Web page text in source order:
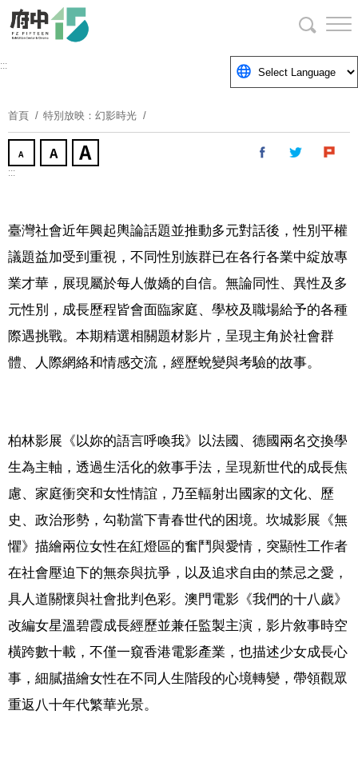
要
塊
:::
首頁 特別放映：幻影時光
:::
臺灣社會近年興起輿論話題並推動多元對話後，性別平權
議題益加受到重視，不同性別族群已在各行各業中綻放專
業才華，展現屬於每人傲嬌的自信。無論同性、異性及多
元性別，成長歷程皆會面臨家庭、學校及職場給予的各種
際遇挑戰。本期精選相關題材影片，呈現主角於社會群
體、人際網絡和情感交流，經歷蛻變與考驗的故事。
柏林影展《以妳的語言呼喚我》以法國、德國兩名交換學
生為主軸，透過生活化的敘事手法，呈現新世代的成長焦
慮、家庭衝突和女性情誼，乃至輻射出國家的文化、歷
史、政治形勢，勾勒當下青春世代的困境。坎城影展《無
懼》描繪兩位女性在紅燈區的奮鬥與愛情，突顯性工作者
在社會壓迫下的無奈與抗爭，以及追求自由的禁忌之愛，
具人道關懷與社會批判色彩。澳門電影《我們的十八歲》
改編女星溫碧霞成長經歷並兼任監製主演，影片敘事時空
橫跨數十載，不僅一窺香港電影產業，也描述少女成長心
事，細膩描繪女性在不同人生階段的心境轉變，帶領觀眾
重返八十年代繁華光景。